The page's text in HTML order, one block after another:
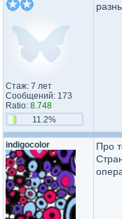
Стаж: 7 лет
Сообщений: 173
Ratio: 8.748
11.2%
indigocolor
Про